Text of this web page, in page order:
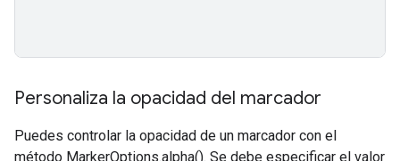
Personaliza la opacidad del marcador
Puedes controlar la opacidad de un marcador con el
método MarkerOptions.alpha(). Se debe especificar el valor